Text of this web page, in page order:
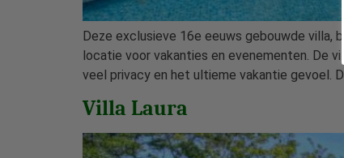
Deze exclusieve 16e eeuws gebouwde villa,
locatie voor vakanties en evenementen. De
veel privacy en het ultieme vakantie gevoel.
Villa Laura